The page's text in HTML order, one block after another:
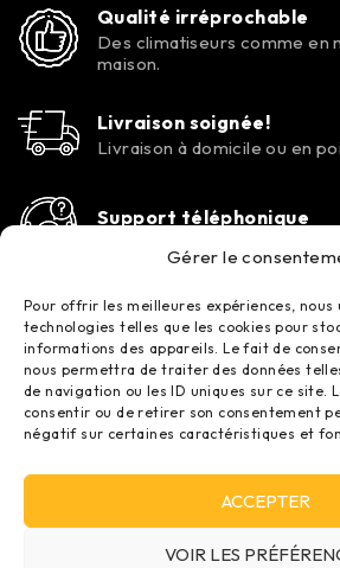
Gérer le
Pour offrir les meilleures expériences, nous
technologies telles que les cookies pour
informations des appareils. Le fait de
nous permettra de traiter des données
de navigation ou les ID uniques sur ce site.
consentir ou de retirer son consentement
négatif sur certaines caractéristiques et
ACCEPTER
VOIR LES
Qualité irréprochable
Des climatiseurs comme en
maison.
Livraison soignée!
Livraison à domicile ou en
Support téléphonique
© 2017–2026 – TOUTELACLIM –